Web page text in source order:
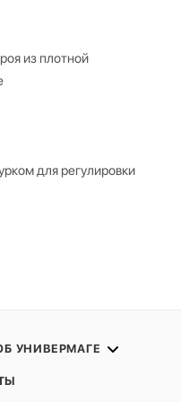
из плотной
для регулировки
УНИВЕРМАГЕ